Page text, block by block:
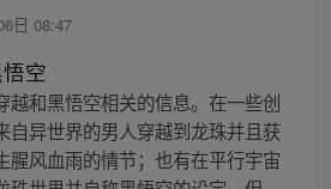
日 08:47
空
越和黑悟空相关的信息。在一些创
自异世界的男人穿越到龙珠并且获
腥风血雨的情节；也有在平行宇宙